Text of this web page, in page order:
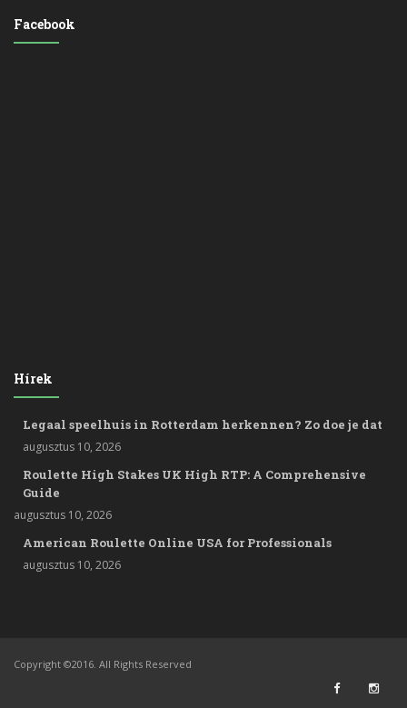
Facebook
Hírek
Legaal speelhuis in Rotterdam herkennen? Zo doe je dat
augusztus 10, 2026
Roulette High Stakes UK High RTP: A Comprehensive
Guide
augusztus 10, 2026
American Roulette Online USA for Professionals
augusztus 10, 2026
Copyright ©2016. All Rights Reserved